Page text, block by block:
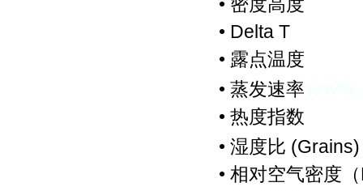
• 密度高度
• Delta T
• 露点温度
• 蒸发速率
• 热度指数
• 湿度比 (Grains)
• 相对空气密度